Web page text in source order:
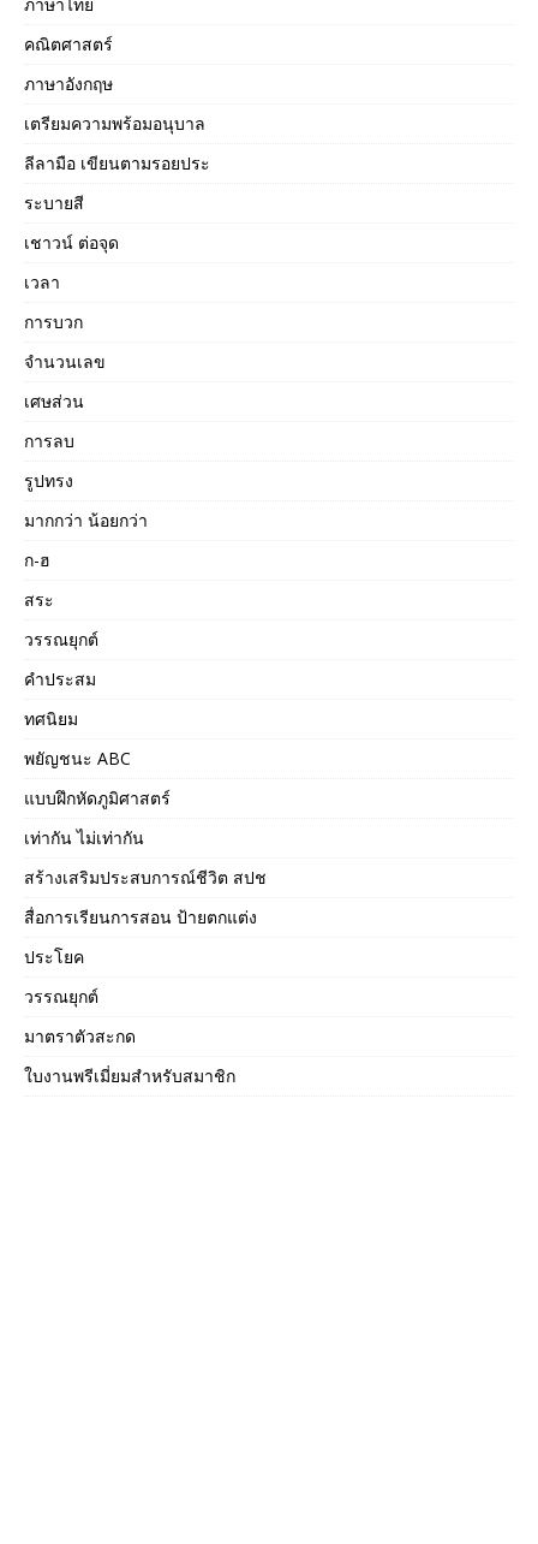
ภาษาไทย
คณิตศาสตร์
ภาษาอังกฤษ
เตรียมความพร้อมอนุบาล
ลีลามือ เขียนตามรอยประ
ระบายสี
เชาวน์ ต่อจุด
เวลา
การบวก
จำนวนเลข
เศษส่วน
การลบ
รูปทรง
มากกว่า น้อยกว่า
ก-ฮ
สระ
วรรณยุกต์
คำประสม
ทศนิยม
พยัญชนะ ABC
แบบฝึกหัดภูมิศาสตร์
เท่ากัน ไม่เท่ากัน
สร้างเสริมประสบการณ์ชีวิต สปช
สื่อการเรียนการสอน ป้ายตกแต่ง
ประโยค
วรรณยุกต์
มาตราตัวสะกด
ใบงานพรีเมี่ยมสำหรับสมาชิก